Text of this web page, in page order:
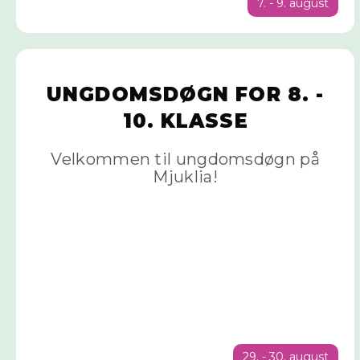
7. - 9. august
UNGDOMSDØGN FOR 8. -
10. KLASSE
Velkommen til ungdomsdøgn på
Mjuklia!
29. - 30. august